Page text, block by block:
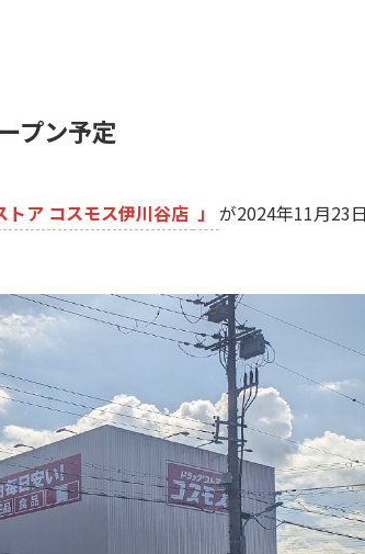
プン予定
トア コスモス伊川谷店 」 が2024年11月23